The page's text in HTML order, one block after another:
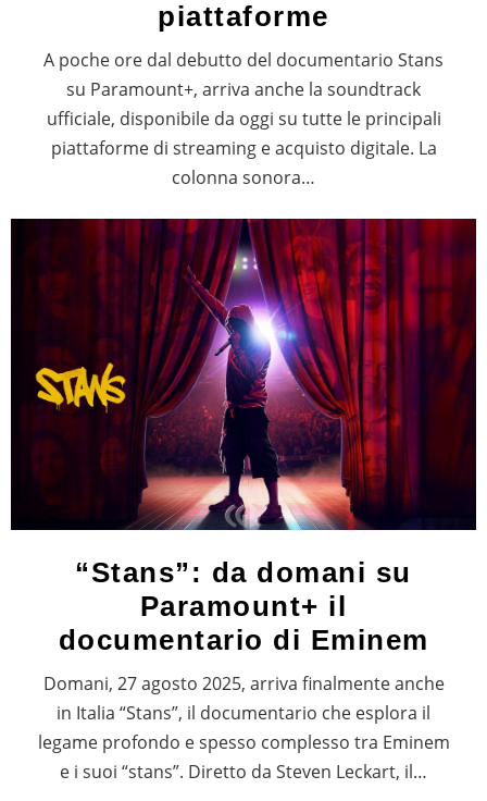
piattaforme
A poche ore dal debutto del documentario Stans
su Paramount+, arriva anche la soundtrack
ufficiale, disponibile da oggi su tutte le principali
piattaforme di streaming e acquisto digitale. La
colonna sonora…
“Stans”: da domani su
Paramount+ il
documentario di Eminem
Domani, 27 agosto 2025, arriva finalmente anche
in Italia “Stans”, il documentario che esplora il
legame profondo e spesso complesso tra Eminem
e i suoi “stans”. Diretto da Steven Leckart, il…